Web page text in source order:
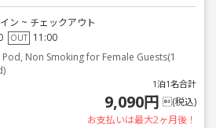
ン ~ チェックアウト
OUT 11:00
Pod, Non Smoking for Female Guests(1
1泊1名合計
9,090円 (税込)
お支払いは最大2ヶ月後！